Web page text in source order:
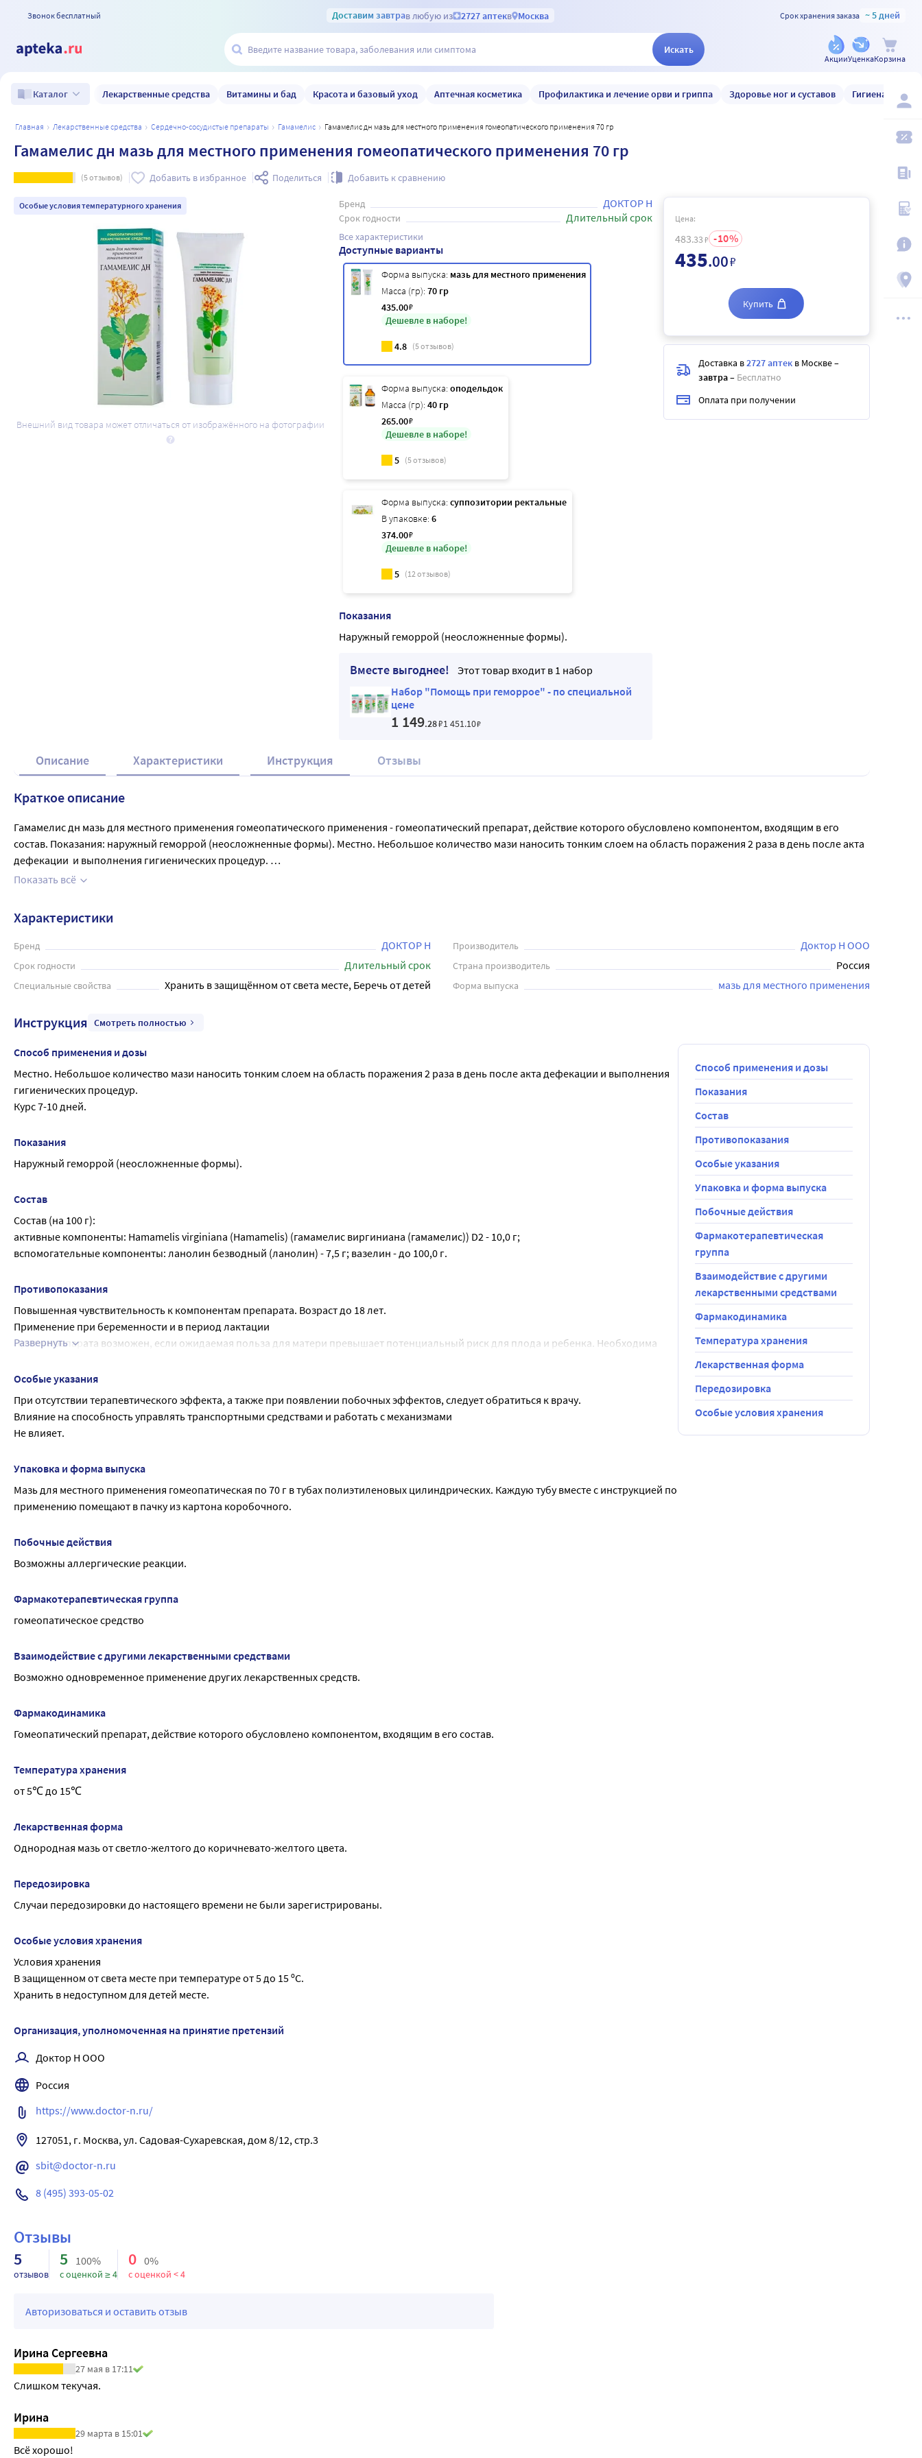
Звонок бесплатный Доставим завтрав любую из 2727 аптекв Москва Срок хранения заказа ~ 5 дней
Искать
АкцииУценкаКорзина
Каталог Лекарственные средства Витамины и бад Красота и базовый уход Аптечная косметика Профилактика и лечение орви и гриппа Здоровье ног и суставов Гигиена и уход
главная лекарственные средства сердечно-сосудистые препараты гамамелис Гамамелис дн мазь для местного применения гомеопатического применения 70 гр
Гамамелис дн мазь для местного применения гомеопатического применения 70 гр
(5отзывов) Добавить в избранное Поделиться Добавить к сравнению
Особые условия температурного хранения
Внешний вид товара может отличаться от изображённого на фотографии
Бренд ДОКТОР Н
Срок годности Длительный срок
Все характеристики
Доступные варианты
Форма выпуска: мазь для местного применения
Масса (гр): 70 гр
435.00₽
Дешевле в наборе!
4.8 (5отзывов)
Форма выпуска: оподельдок
Масса (гр): 40 гр
265.00₽
Дешевле в наборе!
5 (5отзывов)
Форма выпуска: суппозитории ректальные
В упаковке: 6
374.00₽
Дешевле в наборе!
5 (12отзывов)
Показания
Наружный геморрой (неосложненные формы).
Вместе выгоднее!
Этот товар входит в 1 набор
Набор "Помощь при геморрое" - по специальной
цене
1 149.28₽1 451.10₽
Цена:
483.33 ₽ 10
435.00₽
Купить
Доставка в2727 аптек в Москве–
завтра– Бесплатно
Оплата при получении
Описание Характеристики Инструкция Отзывы
Краткое описание
Гамамелис дн мазь для местного применения гомеопатического применения - гомеопатический препарат, действие которого обусловлено компонентом, входящим в его
состав. Показания: наружный геморрой (неосложненные формы). Местно. Небольшое количество мази наносить тонким слоем на область поражения 2 раза в день после акта
дефекации  и выполнения гигиенических процедур.
Курс 7-10 дней. Возможны аллергические реакции. В тубе 70 граммов мази. Перед применением рекомендуется проконсультироваться с врачом.
Показать всё
Характеристики
Бренд ДОКТОР Н Производитель Доктор Н ООО
Срок годности Длительный срок Страна производитель Россия
Специальные свойства Хранить в защищённом от света месте, Беречь от детей Форма выпуска мазь для местного применения
Инструкция Смотреть полностью
Способ применения и дозы
Местно. Небольшое количество мази наносить тонким слоем на область поражения 2 раза в день после акта дефекации и выполнения
гигиенических процедур.
Курс 7-10 дней.
Показания
Наружный геморрой (неосложненные формы).
Состав
Состав (на 100 г):
активные компоненты: Hamamelis virginiana (Hamamelis) (гамамелис виргиниана (гамамелис)) D2 - 10,0 г;
вспомогательные компоненты: ланолин безводный (ланолин) - 7,5 г; вазелин - до 100,0 г.
Противопоказания
Повышенная чувствительность к компонентам препарата. Возраст до 18 лет.
Применение при беременности и в период лактации
Прием препарата возможен, если ожидаемая польза для матери превышает потенциальный риск для плода и ребенка. Необходима
Развернуть
Особые указания
При отсутствии терапевтического эффекта, а также при появлении побочных эффектов, следует обратиться к врачу.
Влияние на способность управлять транспортными средствами и работать с механизмами
Не влияет.
Упаковка и форма выпуска
Мазь для местного применения гомеопатическая по 70 г в тубах полиэтиленовых цилиндрических. Каждую тубу вместе с инструкцией по
применению помещают в пачку из картона коробочного.
Побочные действия
Возможны аллергические реакции.
Фармакотерапевтическая группа
гомеопатическое средство
Взаимодействие с другими лекарственными средствами
Возможно одновременное применение других лекарственных средств.
Фармакодинамика
Гомеопатический препарат, действие которого обусловлено компонентом, входящим в его состав.
Температура хранения
от 5℃ до 15℃
Лекарственная форма
Однородная мазь от светло-желтого до коричневато-желтого цвета.
Передозировка
Случаи передозировки до настоящего времени не были зарегистрированы.
Особые условия хранения
Условия хранения
В защищенном от света месте при температуре от 5 до 15 ºС.
Хранить в недоступном для детей месте.
Способ применения и дозы
Показания
Состав
Противопоказания
Особые указания
Упаковка и форма выпуска
Побочные действия
Фармакотерапевтическая
группа
Взаимодействие с другими
лекарственными средствами
Фармакодинамика
Температура хранения
Лекарственная форма
Передозировка
Особые условия хранения
Организация, уполномоченная на принятие претензий
Доктор Н ООО
Россия
https://www.doctor-n.ru/
127051, г. Москва, ул. Садовая-Сухаревская, дом 8/12, стр.3
sbit@doctor-n.ru
8 (495) 393-05-02
Отзывы
5
отзывов
5 100%
с оценкой ≥ 4
0 0%
с оценкой < 4
Авторизоваться и оставить отзыв
Ирина Сергеевна
27 мая в 17:11
Слишком текучая.
Ирина
29 марта в 15:01
Всё хорошо!